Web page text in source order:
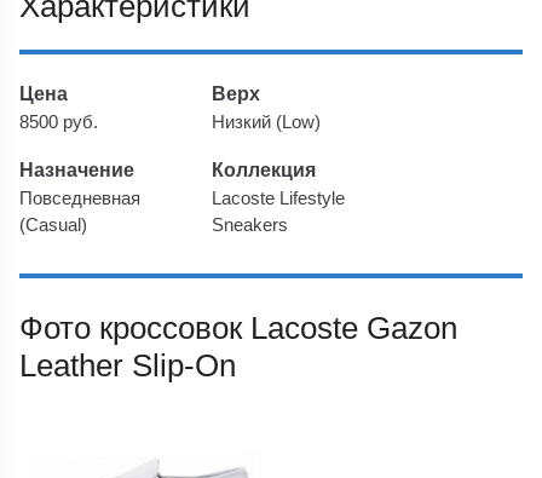
Цена
8500 руб.
Верх
Низкий (Low)
Назначение
Повседневная
(Casual)
Коллекция
Lacoste Lifestyle
Sneakers
Фото кроссовок Lacoste Gazon
Leather Slip-On